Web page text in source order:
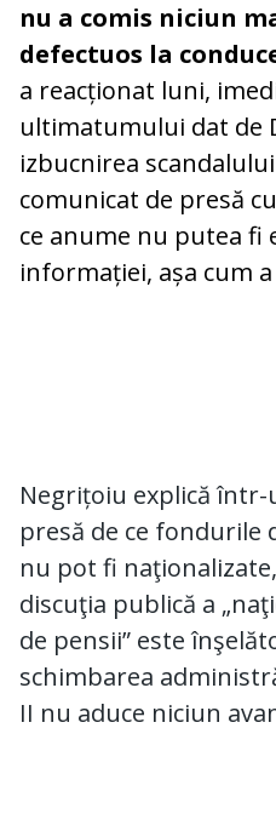
nu a comis niciun
defectuos la
a reacționat luni,
ultimatumului dat de
izbucnirea
comunicat de presă
ce anume nu putea fi
informației, așa cum
Negrițoiu explică
presă de ce fondurile
nu pot fi
discuţia publică a
de pensii” este
schimbarea
II nu aduce niciun